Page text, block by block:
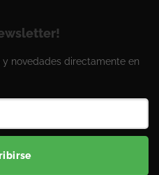
novedades directamente en